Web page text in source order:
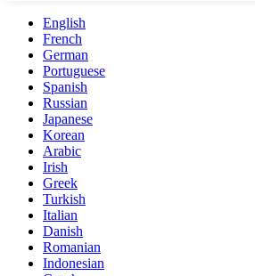
English
French
German
Portuguese
Spanish
Russian
Japanese
Korean
Arabic
Irish
Greek
Turkish
Italian
Danish
Romanian
Indonesian